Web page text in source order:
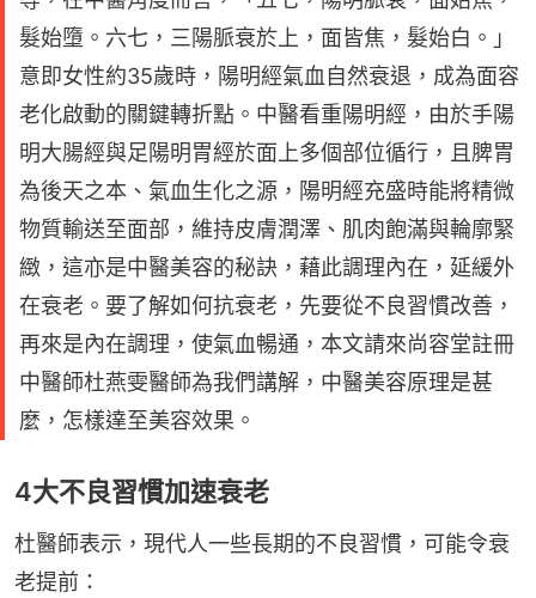
髮始墮。六七，三陽脈衰於上，面皆焦，髮始白。」
意即女性約35歲時，陽明經氣血自然衰退，成為面容
老化啟動的關鍵轉折點。中醫看重陽明經，由於手陽
明大腸經與足陽明胃經於面上多個部位循行，且脾胃
為後天之本、氣血生化之源，陽明經充盛時能將精微
物質輸送至面部，維持皮膚潤澤、肌肉飽滿與輪廓緊
緻，這亦是中醫美容的秘訣，藉此調理內在，延緩外
在衰老。要了解如何抗衰老，先要從不良習慣改善，
再來是內在調理，使氣血暢通，本文請來尚容堂註冊
中醫師杜燕雯醫師為我們講解，中醫美容原理是甚
麼，怎樣達至美容效果。
4大不良習慣加速衰老
杜醫師表示，現代人一些長期的不良習慣，可能令衰
老提前：